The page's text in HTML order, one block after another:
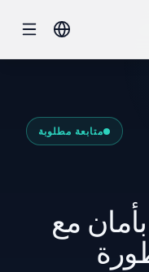
متابعة مطلوبة
مع